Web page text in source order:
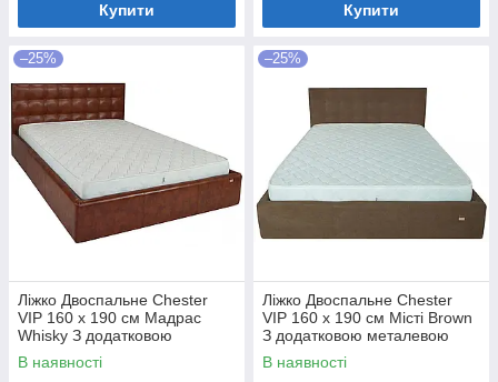
Купити Купити
–25%
Ліжко Двоспальне Chester
VIP 160 х 190 см Мадрас
Whisky З додатковою
металевою цільнозварною
рамою Коричневий
В наявності
–25%
Ліжко Двоспальне Chester
VIP 160 х 190 см Місті Brown
З додатковою металевою
цільнозварною рамою
Коричневий
В наявності